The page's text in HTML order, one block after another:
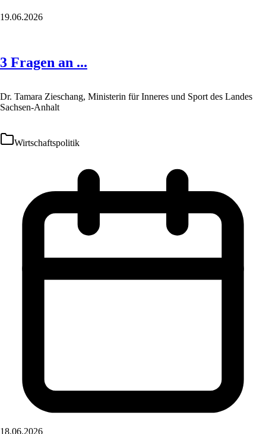
19.06.2026
3 Fragen an ...
Dr. Tamara Zieschang, Ministerin für Inneres und Sport des Landes
Sachsen-Anhalt
Wirtschaftspolitik
18.06.2026